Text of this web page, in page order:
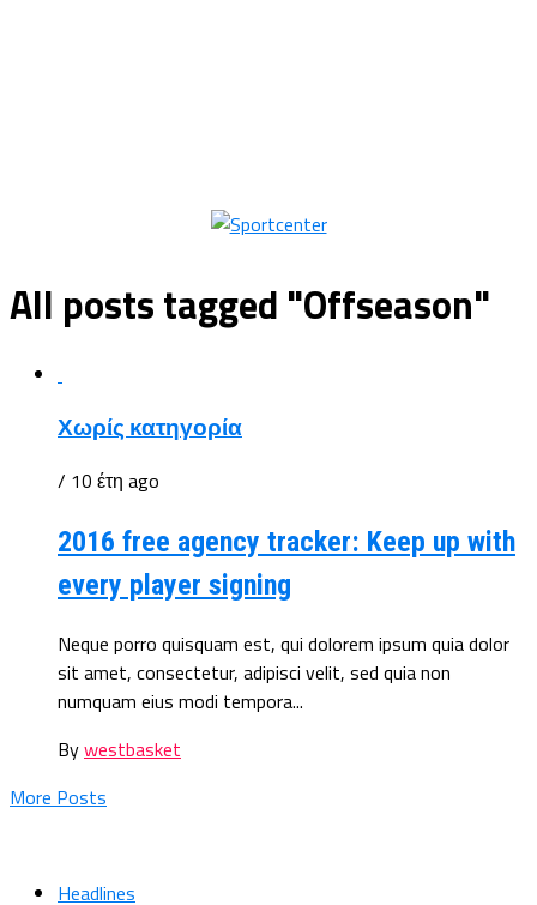
All posts tagged "Offseason"
Χωρίς κατηγορία
/ 10 έτη ago
2016 free agency tracker: Keep up with
every player signing
Neque porro quisquam est, qui dolorem ipsum quia dolor
sit amet, consectetur, adipisci velit, sed quia non
numquam eius modi tempora...
Bywestbasket
More Posts
Headlines